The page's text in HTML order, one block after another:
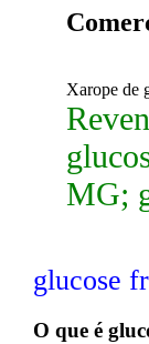
Xarope de
MG;
glucose
O que é